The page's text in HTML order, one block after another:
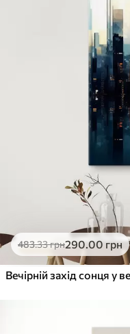
483.33грн290.00 грн
Вечірній захід сонця у